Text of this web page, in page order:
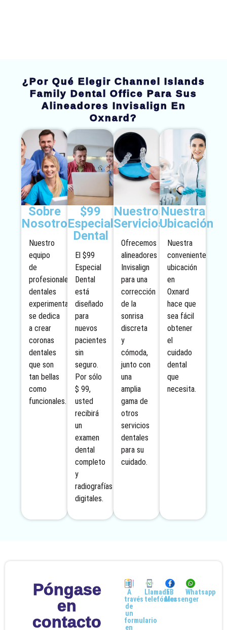
¿Por Qué Elegir Channel Islands
Family Dental Office Para Sus
Alineadores Invisalign En
Oxnard?
Sobre
Nosotros
Nuestro
equipo
de
profesionales
dentales
experimentados
se dedica
a crear
coronas
dentales
que son
tan bellas
como
funcionales.
$99
Especial
Dental
El $99
Especial
Dental
está
diseñado
para
nuevos
pacientes
sin
seguro.
Por sólo
$ 99,
usted
recibirá
un
examen
dental
completo
y
radiografías
digitales.
Nuestros
Servicios
Ofrecemos
alineadores
Invisalign
para una
corrección
de la
sonrisa
discreta
y
cómoda,
junto con
una
amplia
gama de
otros
servicios
dentales
para su
cuidado.
Nuestra
Ubicación
Nuestra
conveniente
ubicación
en
Oxnard
hace que
sea fácil
obtener
el
cuidado
dental
que
necesita.
Póngase
en
contacto
A
través
de
un
formulario
en
Llamada
telefónica
FB
Messenger
Whatsapp